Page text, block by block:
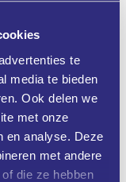
te
media te bieden
Ook delen we
met onze
en analyse. Deze
met andere
die ze hebben
maken uit:
operationeel
Vertaling
(1/2th tiers,